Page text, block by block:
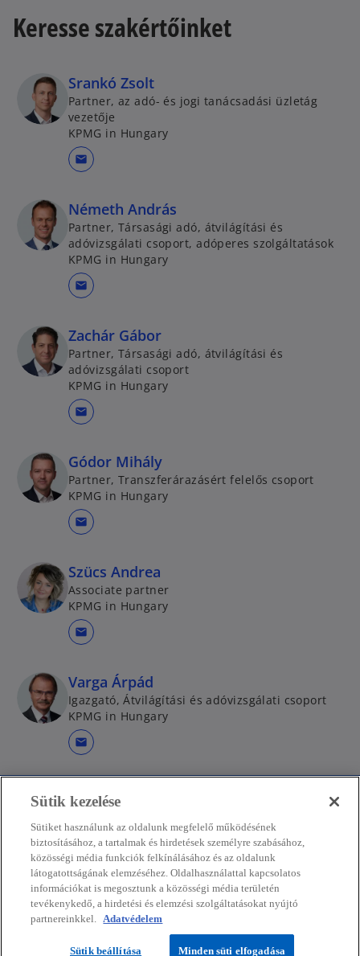
Keresse szakértőinket
Srankó Zsolt
Partner, az adó- és jogi tanácsadási üzletág
vezetője
KPMG in Hungary
mail
Németh András
Partner, Társasági adó, átvilágítási és
adóvizsgálati csoport, adóperes szolgáltatások
KPMG in Hungary
mail
Zachár Gábor
Partner, Társasági adó, átvilágítási és
adóvizsgálati csoport
KPMG in Hungary
mail
Gódor Mihály
Partner, Transzferárazásért felelős csoport
KPMG in Hungary
mail
Szücs Andrea
Associate partner
KPMG in Hungary
mail
Varga Árpád
Igazgató, Átvilágítási és adóvizsgálati csoport
KPMG in Hungary
mail
Kapcsolat
Média
Sütik kezelése
Sütiket használunk az oldalunk megfelelő működésének
biztosításához, a tartalmak és hirdetések személyre szabásához,
közösségi média funkciók felkínálásához és az oldalunk
látogatottságának elemzéséhez. Oldalhasználattal kapcsolatos
információkat is megosztunk a közösségi média területén
tevékenykedő, a hirdetési és elemzési szolgáltatásokat nyújtó
partnereinkkel. Adatvédelem
Sütik beállítása Minden süti elfogadása